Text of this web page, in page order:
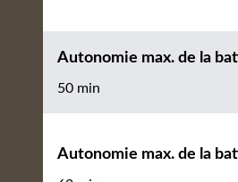
Autonomie max. de la
50 min
Autonomie max. de la